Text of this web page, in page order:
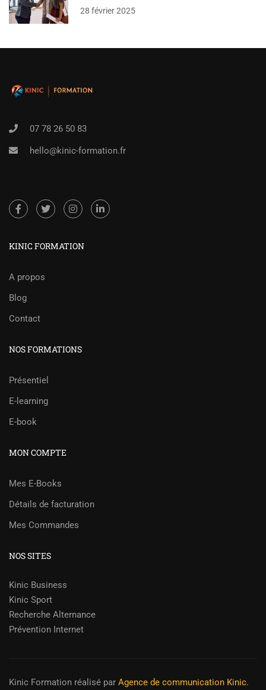
28 février 2025
07 78 26 50 83
hello@kinic-formation.fr
KINIC FORMATION
A propos
Blog
Contact
NOS FORMATIONS
Présentiel
E-learning
E-book
MON COMPTE
Mes E-Books
Détails de facturation
Mes Commandes
NOS SITES
Kinic Business
Kinic Sport
Recherche Alternance
Prévention Internet
Kinic Formation réalisé par Agence de communication Kinic.